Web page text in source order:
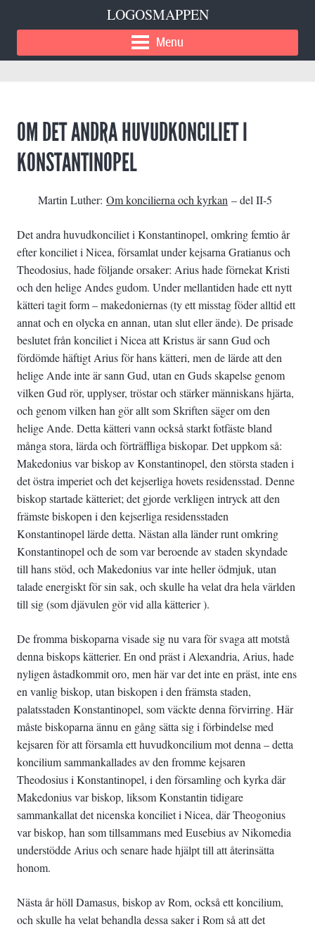
LOGOSMAPPEN
Menu
OM DET ANDRA HUVUDKONCILIET I
KONSTANTINOPEL
Martin Luther: Om koncilierna och kyrkan – del II-5
Det andra huvudkonciliet i Konstantinopel, omkring femtio år
efter konciliet i Nicea, församlat under kejsarna Gratianus och
Theodosius, hade följande orsaker: Arius hade förnekat Kristi
och den helige Andes gudom. Under mellantiden hade ett nytt
kätteri tagit form – makedoniernas (ty ett misstag föder alltid ett
annat och en olycka en annan, utan slut eller ände). De prisade
beslutet från konciliet i Nicea att Kristus är sann Gud och
fördömde häftigt Arius för hans kätteri, men de lärde att den
helige Ande inte är sann Gud, utan en Guds skapelse genom
vilken Gud rör, upplyser, tröstar och stärker människans hjärta,
och genom vilken han gör allt som Skriften säger om den
helige Ande. Detta kätteri vann också starkt fotfäste bland
många stora, lärda och förträffliga biskopar. Det uppkom så:
Makedonius var biskop av Konstantinopel, den största staden i
det östra imperiet och det kejserliga hovets residensstad. Denne
biskop startade kätteriet; det gjorde verkligen intryck att den
främste biskopen i den kejserliga residensstaden
Konstantinopel lärde detta. Nästan alla länder runt omkring
Konstantinopel och de som var beroende av staden skyndade
till hans stöd, och Makedonius var inte heller ödmjuk, utan
talade energiskt för sin sak, och skulle ha velat dra hela världen
till sig (som djävulen gör vid alla kätterier ).
De fromma biskoparna visade sig nu vara för svaga att motstå
denna biskops kätterier. En ond präst i Alexandria, Arius, hade
nyligen åstadkommit oro, men här var det inte en präst, inte ens
en vanlig biskop, utan biskopen i den främsta staden,
palatsstaden Konstantinopel, som väckte denna förvirring. Här
måste biskoparna ännu en gång sätta sig i förbindelse med
kejsaren för att församla ett huvudkoncilium mot denna – detta
koncilium sammankallades av den fromme kejsaren
Theodosius i Konstantinopel, i den församling och kyrka där
Makedonius var biskop, liksom Konstantin tidigare
sammankallat det nicenska konciliet i Nicea, där Theogonius
var biskop, han som tillsammans med Eusebius av Nikomedia
understödde Arius och senare hade hjälpt till att återinsätta
honom.
Nästa år höll Damasus, biskop av Rom, också ett koncilium,
och skulle ha velat behandla dessa saker i Rom så att det